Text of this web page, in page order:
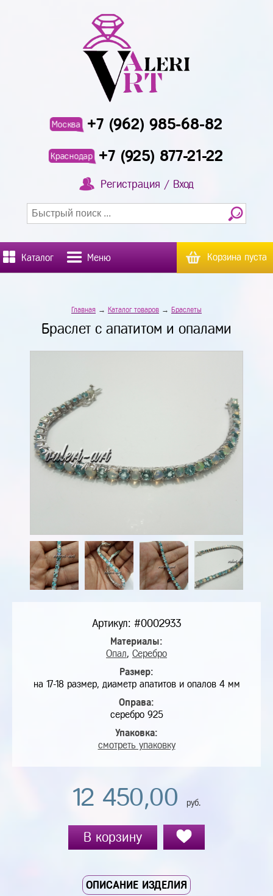
Москва +7 (962) 985-68-82
Краснодар +7 (925) 877-21-22
Регистрация / Вход
Каталог Меню Корзина пуста
Главная → Каталог товаров → Браслеты
Браслет с апатитом и опалами
Артикул: #0002933
Материалы:
Опал, Серебро
Размер:
на 17-18 размер, диаметр апатитов и опалов 4 мм
Оправа:
серебро 925
Упаковка:
смотреть упаковку
12 450,00 руб.
В корзину
ОПИСАНИЕ ИЗДЕЛИЯ